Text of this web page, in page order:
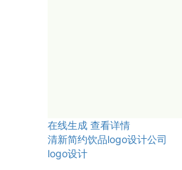
在线生成 查看详情
清新简约饮品logo设计公司
logo设计